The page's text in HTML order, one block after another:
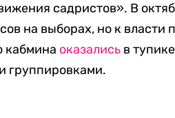
садристов». В
на выборах, но к власти
кабмина оказались в
группировками.